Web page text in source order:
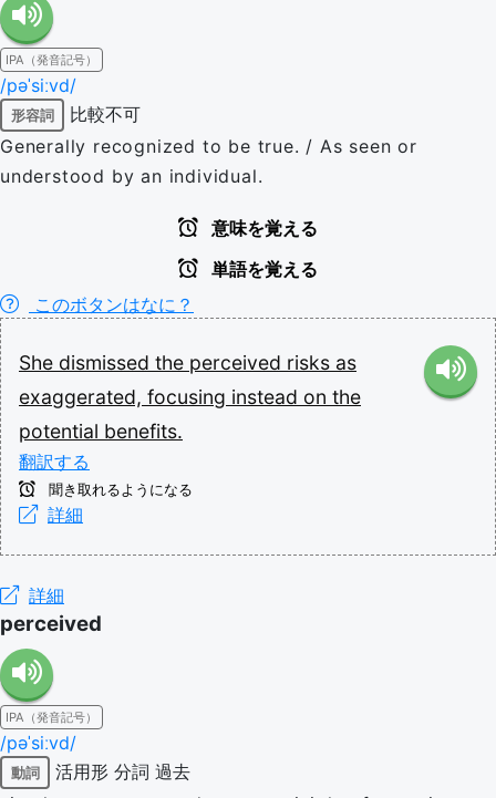
IPA（発音記号）
/pəˈsiːvd/
形容詞
比較不可
Generally recognized to be true. / As seen or
understood by an individual.
意味を覚える
単語を覚える
このボタンはなに？
She dismissed the perceived risks as
exaggerated, focusing instead on the
potential benefits.
翻訳する
聞き取れるようになる
詳細
詳細
perceived
IPA（発音記号）
/pəˈsiːvd/
動詞 活用形 分詞 過去